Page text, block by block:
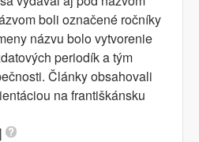
boli označené ročníky
názvu bolo vytvorenie
periodík a tým
Články obsahovali
na františkánsku